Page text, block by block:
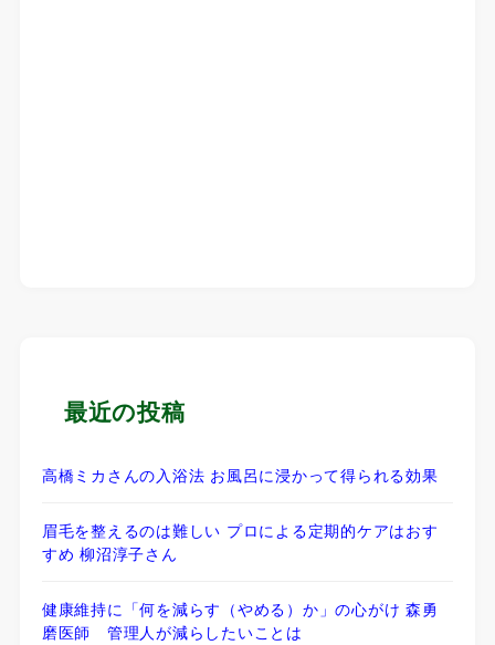
最近の投稿
高橋ミカさんの入浴法 お風呂に浸かって得られる効果
眉毛を整えるのは難しい プロによる定期的ケアはおす
すめ 柳沼淳子さん
健康維持に「何を減らす（やめる）か」の心がけ 森勇
磨医師 管理人が減らしたいことは